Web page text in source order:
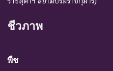
ชีวภาพ
พืช